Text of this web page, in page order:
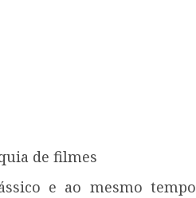
de filmes
e ao mesmo tempo